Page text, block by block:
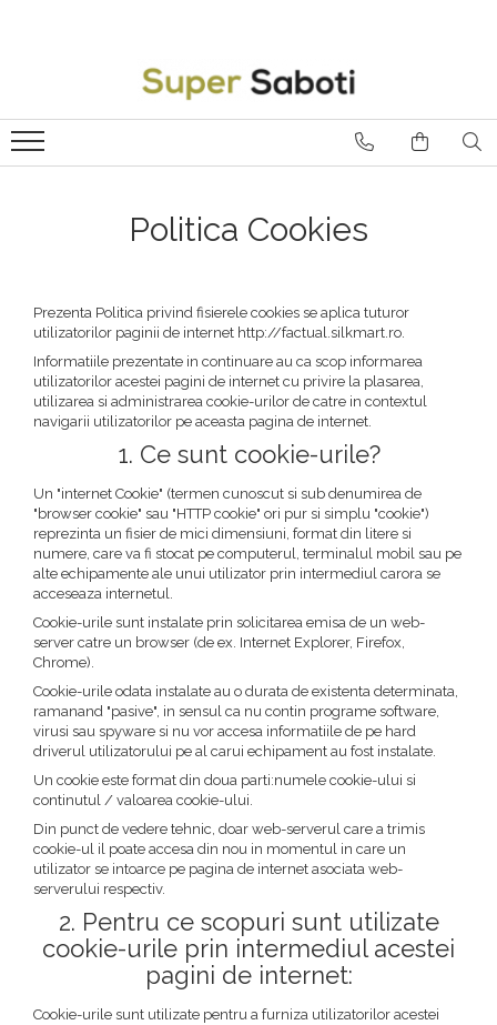
Politica Cookies
Prezenta Politica privind fisierele cookies se aplica tuturor
utilizatorilor paginii de internet http://factual.silkmart.ro.
Informatiile prezentate in continuare au ca scop informarea
utilizatorilor acestei pagini de internet cu privire la plasarea,
utilizarea si administrarea cookie-urilor de catre in contextul
navigarii utilizatorilor pe aceasta pagina de internet.
1. Ce sunt cookie-urile?
Un "internet Cookie" (termen cunoscut si sub denumirea de
"browser cookie" sau "HTTP cookie" ori pur si simplu "cookie")
reprezinta un fisier de mici dimensiuni, format din litere si
numere, care va fi stocat pe computerul, terminalul mobil sau pe
alte echipamente ale unui utilizator prin intermediul carora se
acceseaza internetul.
Cookie-urile sunt instalate prin solicitarea emisa de un web-
server catre un browser (de ex. Internet Explorer, Firefox,
Chrome).
Cookie-urile odata instalate au o durata de existenta determinata,
ramanand "pasive", in sensul ca nu contin programe software,
virusi sau spyware si nu vor accesa informatiile de pe hard
driverul utilizatorului pe al carui echipament au fost instalate.
Un cookie este format din doua parti:numele cookie-ului si
continutul / valoarea cookie-ului.
Din punct de vedere tehnic, doar web-serverul care a trimis
cookie-ul il poate accesa din nou in momentul in care un
utilizator se intoarce pe pagina de internet asociata web-
serverului respectiv.
2. Pentru ce scopuri sunt utilizate
cookie-urile prin intermediul acestei
pagini de internet:
Cookie-urile sunt utilizate pentru a furniza utilizatorilor acestei